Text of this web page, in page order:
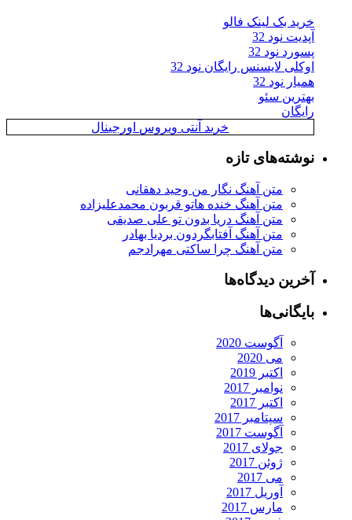
بک لینک فالو
نود 32
لایسنس رایگان نود 32
نود 32
سئو
خرید آنتی ویروس اورجینال
تازه
متن آهنگ نگار من وحید دهقانی
متن آهنگ خنده هاتو قربون محمدعلیزاده
متن آهنگ دریا بدون تو علی صدیقی
متن آهنگ آفتابگردون بردیا بهادر
متن آهنگ چرا ساکتی مهرادجم
دیدگاه‌ها
آگوست 2020
سپتامبر 2017
آگوست 2017
جولای 2017
مارس 2017